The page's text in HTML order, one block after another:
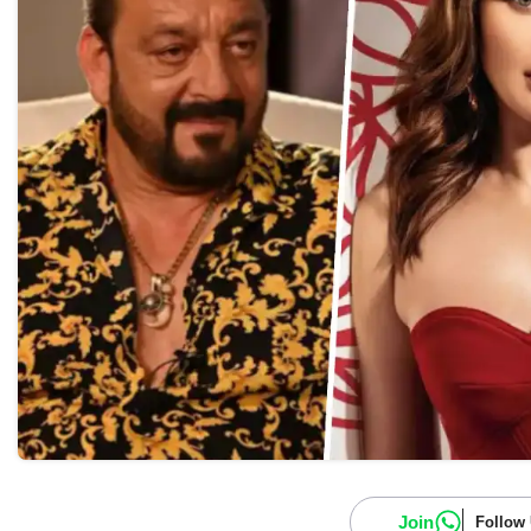
Join Follow